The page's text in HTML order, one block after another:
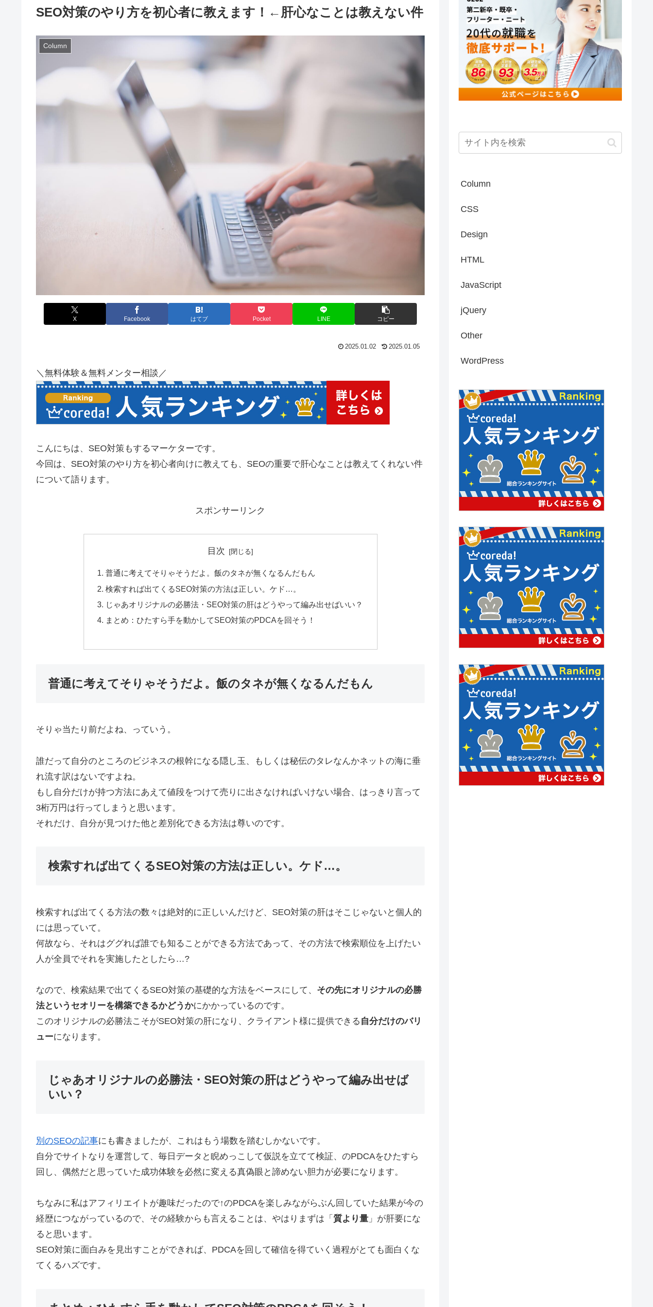
SEO対策のやり方を初心者に教えます！←肝心なことは教えない件
Column
X Facebook はてブ Pocket LINE コピー
2025.01.02 2025.01.05
＼無料体験＆無料メンター相談／
こんにちは、SEO対策もするマーケターです。
今回は、SEO対策のやり方を初心者向けに教えても、SEOの重要で肝心なことは教えてくれない件
について語ります。
スポンサーリンク
目次
普通に考えてそりゃそうだよ。飯のタネが無くなるんだもん
検索すれば出てくるSEO対策の方法は正しい。ケド…。
じゃあオリジナルの必勝法・SEO対策の肝はどうやって編み出せばいい？
まとめ：ひたすら手を動かしてSEO対策のPDCAを回そう！
普通に考えてそりゃそうだよ。飯のタネが無くなるんだもん
そりゃ当たり前だよね、っていう。
誰だって自分のところのビジネスの根幹になる隠し玉、もしくは秘伝のタレなんかネットの海に垂
れ流す訳はないですよね。
もし自分だけが持つ方法にあえて値段をつけて売りに出さなければいけない場合、はっきり言って
3桁万円は行ってしまうと思います。
それだけ、自分が見つけた他と差別化できる方法は尊いのです。
検索すれば出てくるSEO対策の方法は正しい。ケド…。
検索すれば出てくる方法の数々は絶対的に正しいんだけど、SEO対策の肝はそこじゃないと個人的
には思っていて。
何故なら、それはググれば誰でも知ることができる方法であって、その方法で検索順位を上げたい
人が全員でそれを実施したとしたら…?
なので、検索結果で出てくるSEO対策の基礎的な方法をベースにして、 その先にオリジナルの必勝
法というセオリーを構築できるかどうかにかかっているのです。
このオリジナルの必勝法こそがSEO対策の肝になり、クライアント様に提供できる 自分だけのバリ
ューになります。
じゃあオリジナルの必勝法・SEO対策の肝はどうやって編み出せば
いい？
別のSEOの記事にも書きましたが、これはもう場数を踏むしかないです。
自分でサイトなりを運営して、毎日データと睨めっこして仮説を立てて検証、のPDCAをひたすら
回し、偶然だと思っていた成功体験を必然に変える真偽眼と諦めない胆力が必要になります。
ちなみに私はアフィリエイトが趣味だったので↑のPDCAを楽しみながらぶん回していた結果が今の
経歴につながっているので、その経験からも言えることは、やはりまずは「 質より量 」が肝要にな
ると思います。
SEO対策に面白みを見出すことができれば、PDCAを回して確信を得ていく過程がとても面白くな
てくるハズです。
Column
CSS
Design
HTML
JavaScript
jQuery
Other
WordPress